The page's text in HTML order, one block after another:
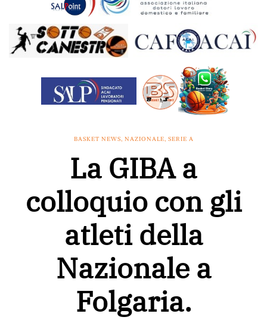
BASKET NEWS, NAZIONALE, SERIE A
La GIBA a
colloquio con gli
atleti della
Nazionale a
Folgaria.